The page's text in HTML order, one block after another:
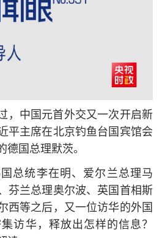
，中国元首外交又一次开启新
平主席在北京钓鱼台国宾馆会
德国总理默茨。
总统李在明、爱尔兰总理马
芬兰总理奥尔波、英国首相斯
西等之后，又一位访华的外国
访华，释放出怎样的信息？